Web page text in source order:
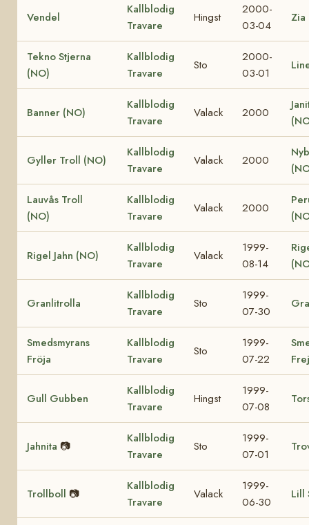
Vendel
Kallblodig
Travare
Hingst
2000-
03-04
Zia
Tekno Stjerna
(NO)
Kallblodig
Travare
Sto
2000-
03-01
Banner (NO)
Kallblodig
Travare
Valack 2000
Gyller Troll (NO)
Kallblodig
Travare
Valack 2000
Lauvås Troll
(NO)
Kallblodig
Travare
Valack 2000
Rigel Jahn (NO)
Kallblodig
Travare
Valack
1999-
08-14
Granlitrolla
Kallblodig
Travare
Sto
1999-
07-30
Smedsmyrans
Fröja
Kallblodig
Travare
Sto
1999-
07-22
Gull Gubben
Kallblodig
Travare
Hingst
1999-
07-08
Jahnita 📷
Kallblodig
Travare
Sto
1999-
07-01
Trollboll 📷
Kallblodig
Travare
Valack
1999-
06-30
Lill